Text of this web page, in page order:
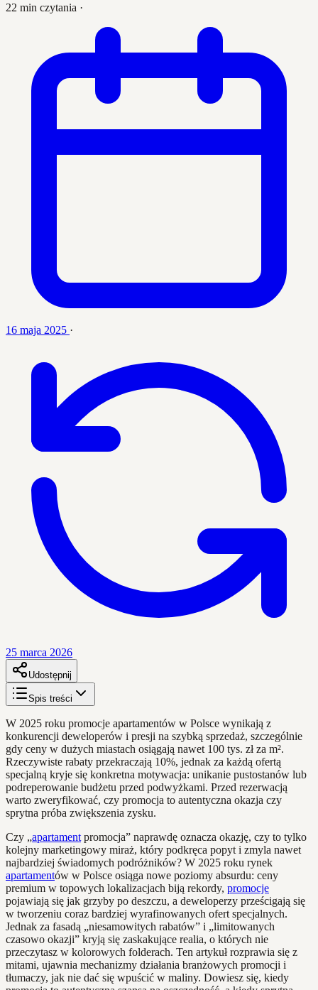
22 min czytania ·
16 maja 2025 ·
25 marca 2026
Udostępnij
Spis treści
W 2025 roku promocje apartamentów w Polsce wynikają z
konkurencji deweloperów i presji na szybką sprzedaż, szczególnie
gdy ceny w dużych miastach osiągają nawet 100 tys. zł za m².
Rzeczywiste rabaty przekraczają 10%, jednak za każdą ofertą
specjalną kryje się konkretna motywacja: unikanie pustostanów lub
podreperowanie budżetu przed podwyżkami. Przed rezerwacją
warto zweryfikować, czy promocja to autentyczna okazja czy
sprytna próba zwiększenia zysku.
Czy „apartament promocja” naprawdę oznacza okazję, czy to tylko
kolejny marketingowy miraż, który podkręca popyt i zmyla nawet
najbardziej świadomych podróżników? W 2025 roku rynek
apartamentów w Polsce osiąga nowe poziomy absurdu: ceny
premium w topowych lokalizacjach biją rekordy, promocje
pojawiają się jak grzyby po deszczu, a deweloperzy prześcigają się
w tworzeniu coraz bardziej wyrafinowanych ofert specjalnych.
Jednak za fasadą „niesamowitych rabatów” i „limitowanych
czasowo okazji” kryją się zaskakujące realia, o których nie
przeczytasz w kolorowych folderach. Ten artykuł rozprawia się z
mitami, ujawnia mechanizmy działania branżowych promocji i
tłumaczy, jak nie dać się wpuścić w maliny. Dowiesz się, kiedy